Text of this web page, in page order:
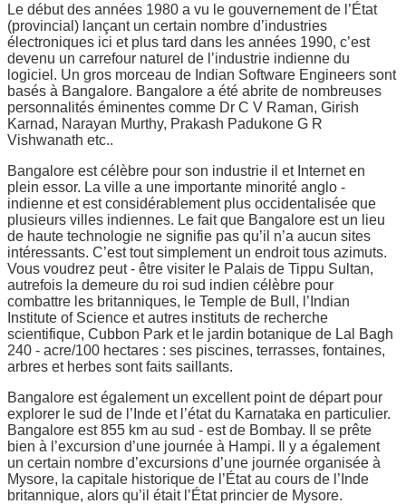
Le début des années 1980 a vu le gouvernement de l’État
(provincial) lançant un certain nombre d’industries
électroniques ici et plus tard dans les années 1990, c’est
devenu un carrefour naturel de l’industrie indienne du
logiciel. Un gros morceau de Indian Software Engineers sont
basés à Bangalore. Bangalore a été abrite de nombreuses
personnalités éminentes comme Dr C V Raman, Girish
Karnad, Narayan Murthy, Prakash Padukone G R
Vishwanath etc..
Bangalore est célèbre pour son industrie il et Internet en
plein essor. La ville a une importante minorité anglo -
indienne et est considérablement plus occidentalisée que
plusieurs villes indiennes. Le fait que Bangalore est un lieu
de haute technologie ne signifie pas qu’il n’a aucun sites
intéressants. C’est tout simplement un endroit tous azimuts.
Vous voudrez peut - être visiter le Palais de Tippu Sultan,
autrefois la demeure du roi sud indien célèbre pour
combattre les britanniques, le Temple de Bull, l’Indian
Institute of Science et autres instituts de recherche
scientifique, Cubbon Park et le jardin botanique de Lal Bagh
240 - acre/100 hectares : ses piscines, terrasses, fontaines,
arbres et herbes sont faits saillants.
Bangalore est également un excellent point de départ pour
explorer le sud de l’Inde et l’état du Karnataka en particulier.
Bangalore est 855 km au sud - est de Bombay. Il se prête
bien à l’excursion d’une journée à Hampi. Il y a également
un certain nombre d’excursions d’une journée organisée à
Mysore, la capitale historique de l’État au cours de l’Inde
britannique, alors qu’il était l’État princier de Mysore.